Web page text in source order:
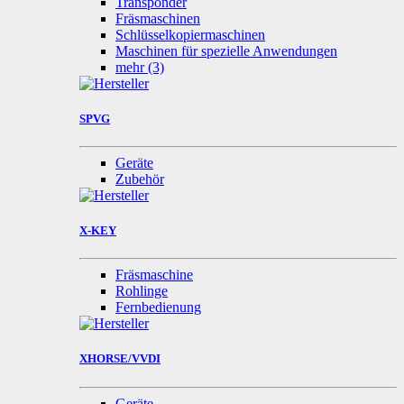
Fräsmaschinen
Schlüsselkopiermaschinen
Maschinen für spezielle Anwendungen
mehr(3)
SPVG
Geräte
Zubehör
X-KEY
Fräsmaschine
Rohlinge
Fernbedienung
XHORSE/VVDI